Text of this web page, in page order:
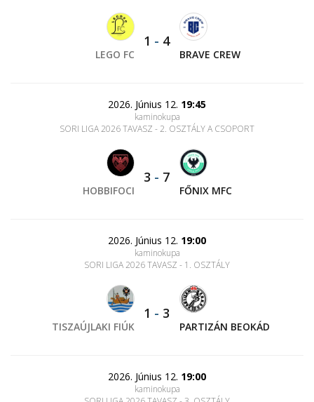
LEGO FC
1 - 4
BRAVE CREW
2026. Június 12. 19:45
kaminokupa
SORI LIGA 2026 TAVASZ - 2. OSZTÁLY A CSOPORT
HOBBIFOCI
3 - 7
FŐNIX MFC
2026. Június 12. 19:00
kaminokupa
SORI LIGA 2026 TAVASZ - 1. OSZTÁLY
TISZAÚJLAKI FIÚK
1 - 3
PARTIZÁN BEOKÁD
2026. Június 12. 19:00
kaminokupa